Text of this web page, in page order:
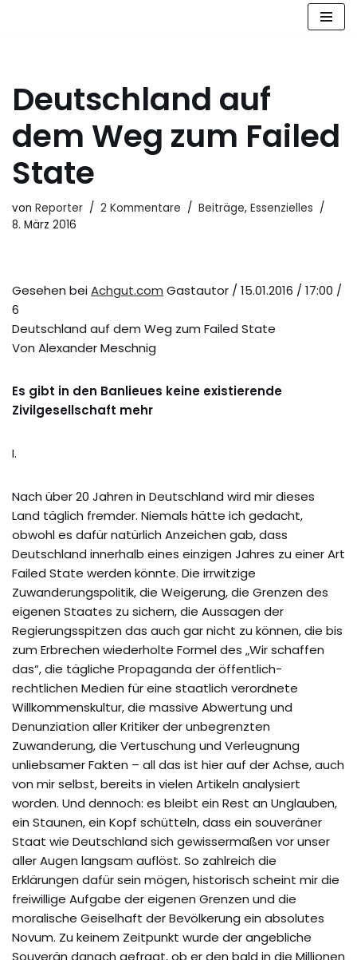
Deutschland auf
dem Weg zum Failed
State
von Reporter 2 Kommentare Beiträge, Essenzielles
8. März 2016
Gesehen beiAchgut.com Gastautor / 15.01.2016 / 17:00 /
6
Deutschland auf dem Weg zum Failed State
Von Alexander Meschnig
Es gibt in den Banlieues keine existierende
Zivilgesellschaft mehr
I.
Nach über 20 Jahren in Deutschland wird mir dieses
Land täglich fremder. Niemals hätte ich gedacht,
obwohl es dafür natürlich Anzeichen gab, dass
Deutschland innerhalb eines einzigen Jahres zu einer Art
Failed State werden könnte. Die irrwitzige
Zuwanderungspolitik, die Weigerung, die Grenzen des
eigenen Staates zu sichern, die Aussagen der
Regierungsspitzen das auch gar nicht zu können, die bis
zum Erbrechen wiederholte Formel des „Wir schaffen
das“, die tägliche Propaganda der öffentlich-
rechtlichen Medien für eine staatlich verordnete
Willkommenskultur, die massive Abwertung und
Denunziation aller Kritiker der unbegrenzten
Zuwanderung, die Vertuschung und Verleugnung
unliebsamer Fakten – all das ist hier auf der Achse, auch
von mir selbst, bereits in vielen Artikeln analysiert
worden. Und dennoch: es bleibt ein Rest an Unglauben,
ein Staunen, ein Kopf schütteln, dass ein souveräner
Staat wie Deutschland sich gewissermaßen vor unser
aller Augen langsam auflöst. So zahlreich die
Erklärungen dafür sein mögen, historisch scheint mir die
freiwillige Aufgabe der eigenen Grenzen und die
moralische Geiselhaft der Bevölkerung ein absolutes
Novum. Zu keinem Zeitpunkt wurde der angebliche
Souverän danach gefragt, ob er den bald in die Millionen